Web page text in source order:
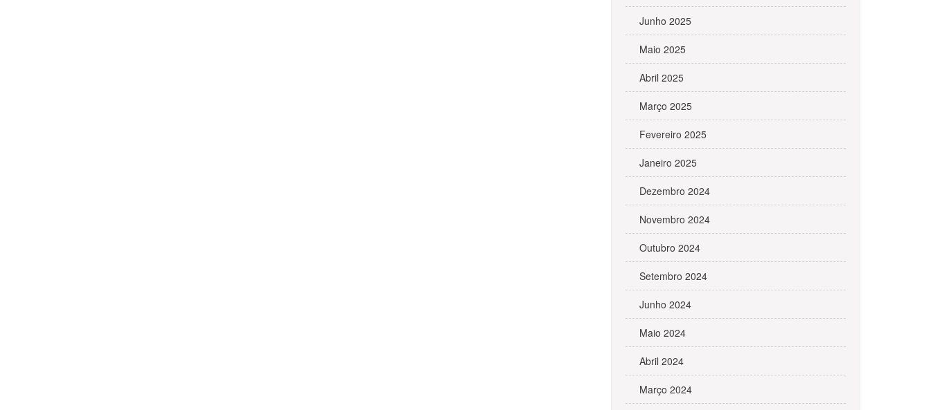
Junho 2025
Maio 2025
Abril 2025
Março 2025
Fevereiro 2025
Janeiro 2025
Dezembro 2024
Novembro 2024
Outubro 2024
Setembro 2024
Junho 2024
Maio 2024
Abril 2024
Março 2024